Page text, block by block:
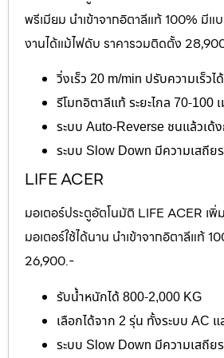
พรีเมียม นำเข้าจากอิตาลีแท้ 100% มีแ
งานได้แม้ไฟดับ ราคารวมติดตั้ง
วิ่งเร็ว 20 m/min ปรับความเร็วไ
รีโมทอิตาลีแท้ ระยะไกล 70-100
ระบบ Auto-Reverse ชนแล้วเด้
ระบบ Slow Down มีความเสถีย
LIFE ACER
มอเตอร์ประตูอัตโนมัติ LIFE ACER เ
มอเตอร์ใช้ได้นาน นำเข้าจากอิตาลีแท้
26,900.-
รับน้ำหนักได้ 800-2,000 KG
เลือกได้จาก 2 รุ่น ทั้งระบบ AC แ
ระบบ Slow Down มีความเสถีย